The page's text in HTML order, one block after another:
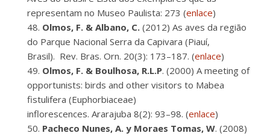
representam no Museo Paulista: 273 (enlace)
Olmos, F. & Albano, C. (2012) As aves da região
do Parque Nacional Serra da Capivara (Piauí,
Brasil). Rev. Bras. Orn. 20(3): 173–187. (enlace)
Olmos, F. & Boulhosa, R.L.P. (2000) A meeting of
opportunists: birds and other visitors to Mabea
fistulifera (Euphorbiaceae)
inflorescences. Ararajuba 8(2): 93–98. (enlace)
Pacheco Nunes, A. y Moraes Tomas, W. (2008)